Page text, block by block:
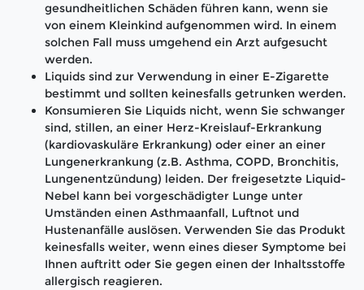
gesundheitlichen Schäden führen kann, wenn sie
von einem Kleinkind aufgenommen wird. In einem
solchen Fall muss umgehend ein Arzt aufgesucht
werden.
Liquids sind zur Verwendung in einer E-Zigarette
bestimmt und sollten keinesfalls getrunken werden.
Konsumieren Sie Liquids nicht, wenn Sie schwanger
sind, stillen, an einer Herz-Kreislauf-Erkrankung
(kardiovaskuläre Erkrankung) oder einer an einer
Lungenerkrankung (z.B. Asthma, COPD, Bronchitis,
Lungenentzündung) leiden. Der freigesetzte Liquid-
Nebel kann bei vorgeschädigter Lunge unter
Umständen einen Asthmaanfall, Luftnot und
Hustenanfälle auslösen. Verwenden Sie das Produkt
keinesfalls weiter, wenn eines dieser Symptome bei
Ihnen auftritt oder Sie gegen einen der Inhaltsstoffe
allergisch reagieren.